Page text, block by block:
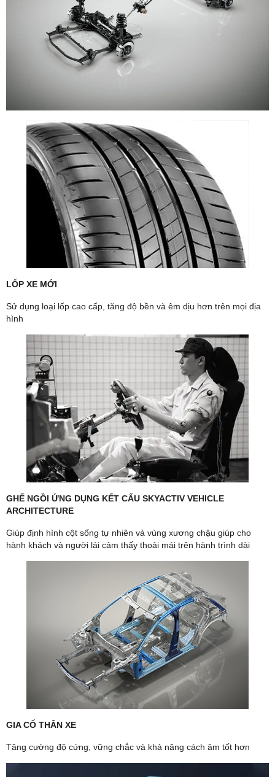
LỐP XE MỚI
Sử dụng loại lốp cao cấp, tăng độ bền và êm dịu hơn trên mọi địa
hình
GHẾ NGỒI ỨNG DỤNG KẾT CẤU SKYACTIV VEHICLE
ARCHITECTURE
Giúp định hình cột sống tự nhiên và vùng xương chậu giúp cho
hành khách và người lái cảm thấy thoải mái trên hành trình dài
GIA CỐ THÂN XE
Tăng cường độ cứng, vững chắc và khả năng cách âm tốt hơn